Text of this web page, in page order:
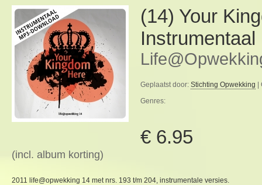
(14) Your
Instrumentaal
Geplaatst door: Stichting Opwekking
Genres:
€ 6.95
(incl. album korting)
2011 life@opwekking 14 met nrs. 193 t/m 204, instrumentale versies.